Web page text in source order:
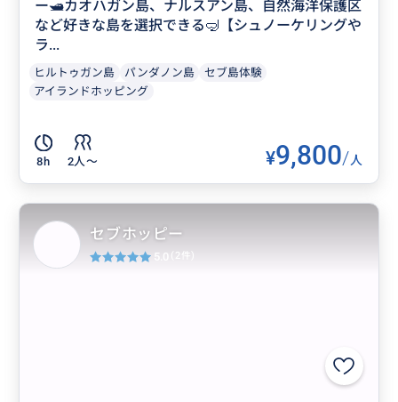
ー🛥️カオハガン島、ナルスアン島、自然海洋保護区
など好きな島を選択できる🤿【シュノーケリングや
ラ...
ヒルトゥガン島 パンダノン島
セブ島体験
アイランドホッピング
8h 2人〜 ¥9,800/人
セブホッピー
5.0 (2件)